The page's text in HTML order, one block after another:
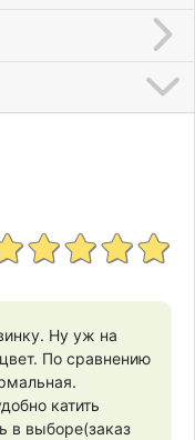
Ну уж на
По сравнению
катить
в выборе(заказ